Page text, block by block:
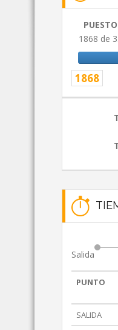
1868 de
1868
Salida
PUNTO
SALIDA